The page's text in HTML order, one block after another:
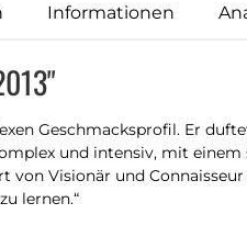
Informationen
Geschmacksprofil. Er
und intensiv, mit
Visionär und
lernen.“